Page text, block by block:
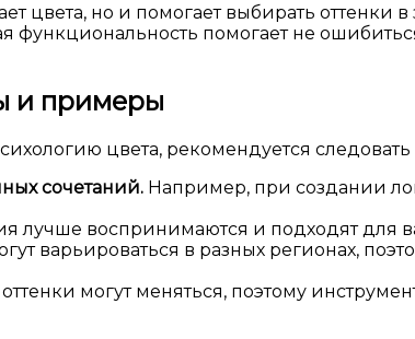
цвета, но и помогает выбирать оттенки
функциональность помогает не
и примеры
цвета, рекомендуется следовать
сочетаний. Например, при создании
лучше воспринимаются и подходят для
варьироваться в разных регионах,
могут меняться, поэтому